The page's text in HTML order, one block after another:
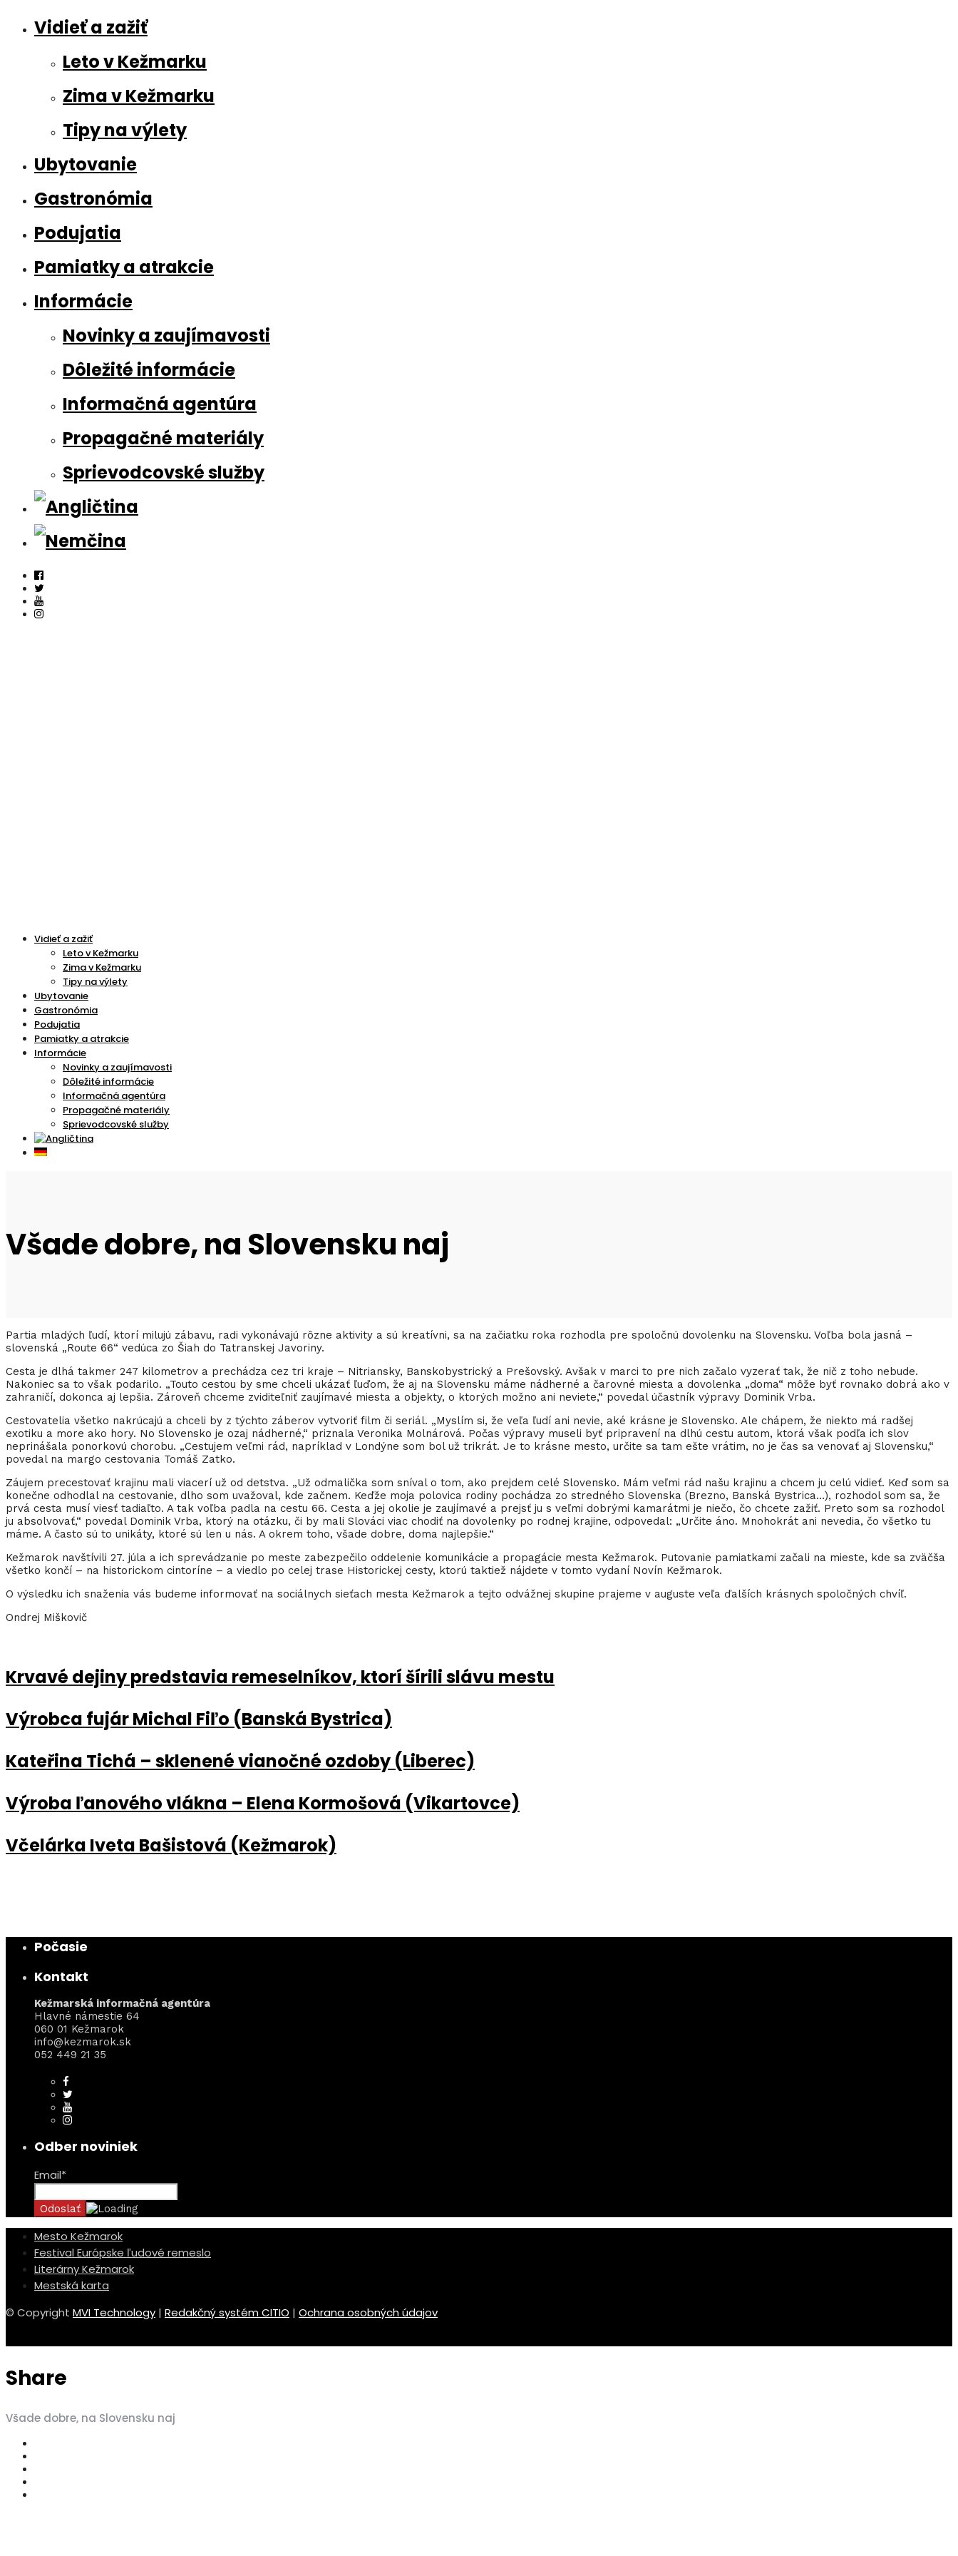
Vidieť a zažiť
Leto v Kežmarku
Zima v Kežmarku
Tipy na výlety
Ubytovanie
Gastronómia
Podujatia
Pamiatky a atrakcie
Informácie
Novinky a zaujímavosti
Dôležité informácie
Informačná agentúra
Propagačné materiály
Sprievodcovské služby
Vidieť a zažiť
Leto v Kežmarku
Zima v Kežmarku
Tipy na výlety
Ubytovanie
Gastronómia
Podujatia
Pamiatky a atrakcie
Informácie
Novinky a zaujímavosti
Dôležité informácie
Informačná agentúra
Propagačné materiály
Sprievodcovské služby
Všade dobre, na Slovensku naj
Partia mladých ľudí, ktorí milujú zábavu, radi vykonávajú rôzne aktivity a sú kreatívni, sa na začiatku roka rozhodla pre spoločnú dovolenku na Slovensku. Voľba bola jasná –
slovenská „Route 66“ vedúca zo Šiah do Tatranskej Javoriny.
Cesta je dlhá takmer 247 kilometrov a prechádza cez tri kraje – Nitriansky, Banskobystrický a Prešovský. Avšak v marci to pre nich začalo vyzerať tak, že nič z toho nebude.
Nakoniec sa to však podarilo. „Touto cestou by sme chceli ukázať ľuďom, že aj na Slovensku máme nádherné a čarovné miesta a dovolenka „doma“ môže byť rovnako dobrá ako v
zahraničí, dokonca aj lepšia. Zároveň chceme zviditeľniť zaujímavé miesta a objekty, o ktorých možno ani neviete,“ povedal účastník výpravy Dominik Vrba.
Cestovatelia všetko nakrúcajú a chceli by z týchto záberov vytvoriť film či seriál. „Myslím si, že veľa ľudí ani nevie, aké krásne je Slovensko. Ale chápem, že niekto má radšej
exotiku a more ako hory. No Slovensko je ozaj nádherné,“ priznala Veronika Molnárová. Počas výpravy museli byť pripravení na dlhú cestu autom, ktorá však podľa ich slov
neprinášala ponorkovú chorobu. „Cestujem veľmi rád, napríklad v Londýne som bol už trikrát. Je to krásne mesto, určite sa tam ešte vrátim, no je čas sa venovať aj Slovensku,“
povedal na margo cestovania Tomáš Zatko.
Záujem precestovať krajinu mali viacerí už od detstva. „Už odmalička som sníval o tom, ako prejdem celé Slovensko. Mám veľmi rád našu krajinu a chcem ju celú vidieť. Keď som sa
konečne odhodlal na cestovanie, dlho som uvažoval, kde začnem. Keďže moja polovica rodiny pochádza zo stredného Slovenska (Brezno, Banská Bystrica…), rozhodol som sa, že
prvá cesta musí viesť tadiaľto. A tak voľba padla na cestu 66. Cesta a jej okolie je zaujímavé a prejsť ju s veľmi dobrými kamarátmi je niečo, čo chcete zažiť. Preto som sa rozhodol
ju absolvovať,“ povedal Dominik Vrba, ktorý na otázku, či by mali Slováci viac chodiť na dovolenky po rodnej krajine, odpovedal: „Určite áno. Mnohokrát ani nevedia, čo všetko tu
máme. A často sú to unikáty, ktoré sú len u nás. A okrem toho, všade dobre, doma najlepšie.“
Kežmarok navštívili 27. júla a ich sprevádzanie po meste zabezpečilo oddelenie komunikácie a propagácie mesta Kežmarok. Putovanie pamiatkami začali na mieste, kde sa zväčša
všetko končí – na historickom cintoríne – a viedlo po celej trase Historickej cesty, ktorú taktiež nájdete v tomto vydaní Novín Kežmarok.
O výsledku ich snaženia vás budeme informovať na sociálnych sieťach mesta Kežmarok a tejto odvážnej skupine prajeme v auguste veľa ďalších krásnych spoločných chvíľ.
Ondrej Miškovič
Krvavé dejiny predstavia remeselníkov, ktorí šírili slávu mestu
Výrobca fujár Michal Fiľo (Banská Bystrica)
Kateřina Tichá – sklenené vianočné ozdoby (Liberec)
Výroba ľanového vlákna – Elena Kormošová (Vikartovce)
Včelárka Iveta Bašistová (Kežmarok)
Počasie
Kontakt
Kežmarská informačná agentúra
Hlavné námestie 64
060 01 Kežmarok
info@kezmarok.sk
052 449 21 35
Odber noviniek
Email*
Mesto Kežmarok
Festival Európske ľudové remeslo
Literárny Kežmarok
Mestská karta
© Copyright MVI Technology | Redakčný systém CITIO | Ochrana osobných údajov
Share
Všade dobre, na Slovensku naj